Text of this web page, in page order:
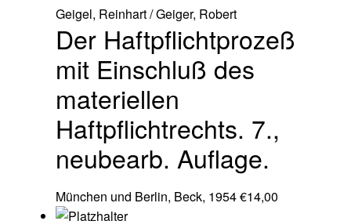
Geigel, Reinhart / Geiger, Robert
Der Haftpflichtprozeß
mit Einschluß des
materiellen
Haftpflichtrechts. 7.,
neubearb. Auflage.
München und Berlin, Beck, 1954€14,00